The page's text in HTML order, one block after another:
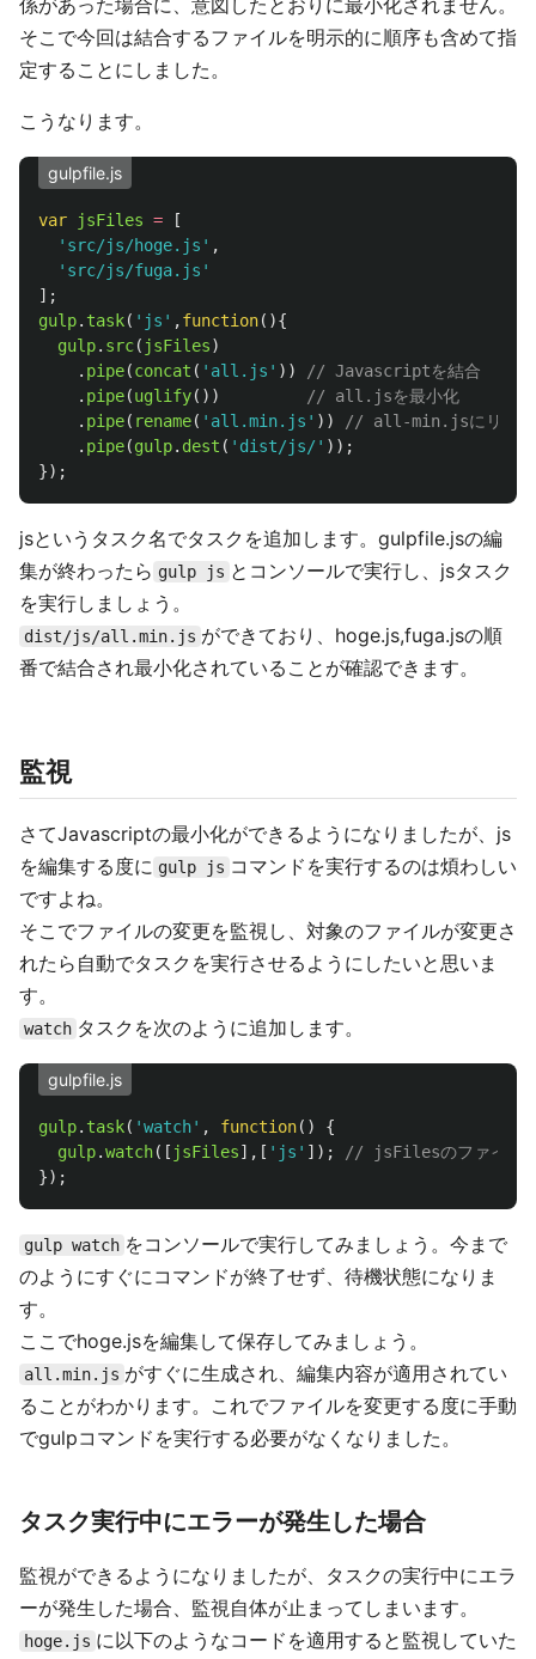
係があった場合に、意図したとおりに最小化されません。
そこで今回は結合するファイルを明示的に順序も含めて指
定することにしました。
こうなります。
gulpfile.js
var jsFiles =
[
' src/js/hoge.js ' ,
' src/js/fuga.js '
];
gulp. task( ' js ' ,function(){
gulp. src( jsFiles)
. pipe(concat ( ' all.js ' ))
// Javascriptを結合
. pipe(uglify())
// all.jsを最小化
. pipe( rename( ' all.min.js ' ))
// all-min.jsにリネー
. pipe(gulp. dest ( ' dist/js/' ));
});
jsというタスク名でタスクを追加します。gulpfile.jsの編
集が終わったら gulp js とコンソールで実行し、jsタスク
を実行しましょう。
dist/js/all.min.js ができており、hoge.js,fuga.jsの順
番で結合され最小化されていることが確認できます。
監視
さてJavascriptの最小化ができるようになりましたが、js
を編集する度に gulp js コマンドを実行するのは煩わしい
ですよね。
そこでファイルの変更を監視し、対象のファイルが変更さ
れたら自動でタスクを実行させるようにしたいと思いま
す。
watch タスクを次のように追加します。
gulpfile.js
gulp. task( 'watch' , function()
{
gulp.watch([ jsFiles],[ ' js ' ]);
// jsFilesのファイルが
});
gulp watch をコンソールで実行してみましょう。今まで
のようにすぐにコマンドが終了せず、待機状態になりま
す。
ここでhoge.jsを編集して保存してみましょう。
all.min.js がすぐに生成され、編集内容が適用されてい
ることがわかります。これでファイルを変更する度に手動
でgulpコマンドを実行する必要がなくなりました。
タスク実行中にエラーが発生した場合
監視ができるようになりましたが、タスクの実行中にエラ
ーが発生した場合、監視自体が止まってしまいます。
hoge.js に以下のようなコードを適用すると監視していた